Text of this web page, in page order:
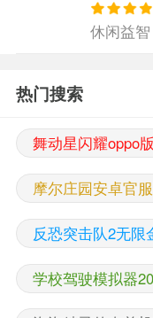
休闲益智
热门搜索
舞动星闪耀oppo版
摩尔庄园安卓官
反恐突击队2无限
学校驾驶模拟器